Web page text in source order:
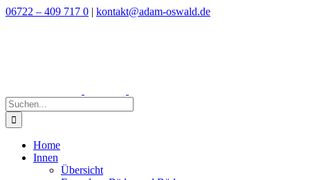
Zum
06722 – 409 717 0 | kontakt@adam-oswald.de
Suche
nach:
Home
Innen
Übersicht